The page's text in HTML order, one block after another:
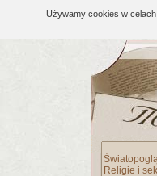
Używamy cookies w
Religie i